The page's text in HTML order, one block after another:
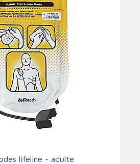
lifeline - adulte